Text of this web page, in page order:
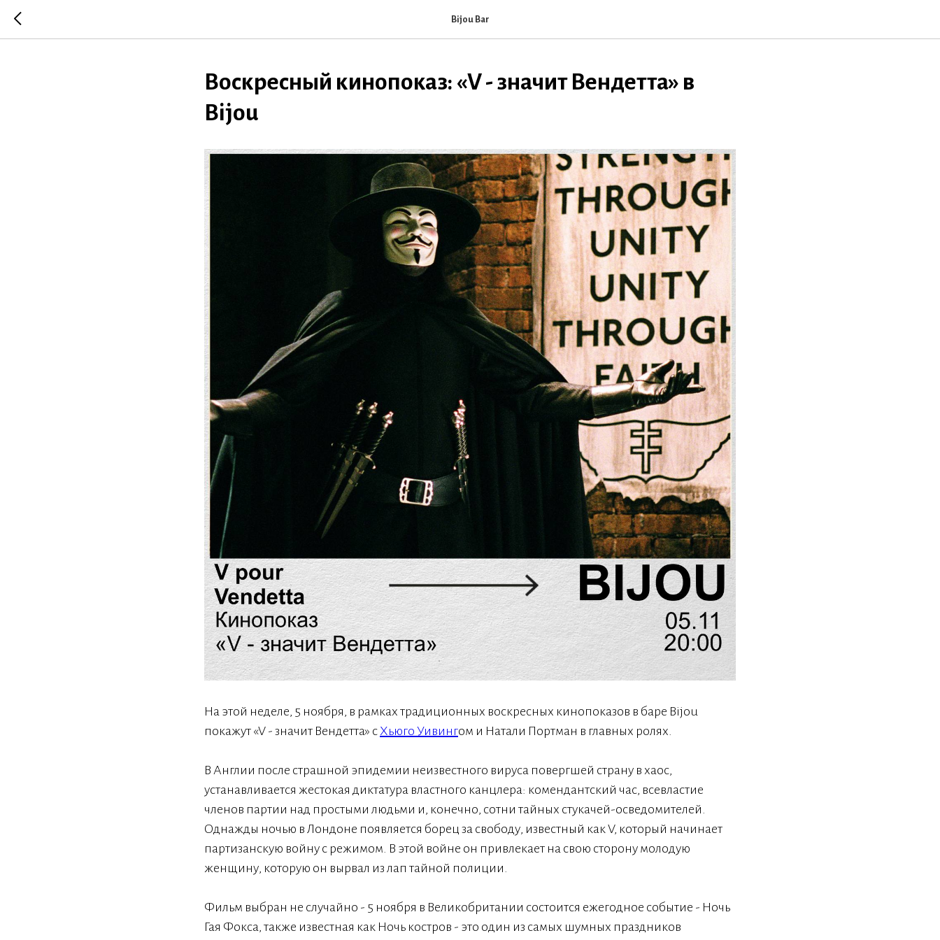
Bijou Bar
Воскресный кинопоказ: «V - значит Вендетта» в
Bijou
На этой неделе, 5 ноября, в рамках традиционных воскресных кинопоказов в баре Bijou
покажут «V - значит Вендетта» c Хьюго Уивингом и Натали Портман в главных ролях.
В Англии после страшной эпидемии неизвестного вируса повергшей страну в хаос,
устанавливается жестокая диктатура властного канцлера: комендантский час, всевластие
членов партии над простыми людьми и, конечно, сотни тайных стукачей-осведомителей.
Однажды ночью в Лондоне появляется борец за свободу, известный как V, который начинает
партизанскую войну с режимом. В этой войне он привлекает на свою сторону молодую
женщину, которую он вырвал из лап тайной полиции.
Фильм выбран не случайно - 5 ноября в Великобритании состоится ежегодное событие - Ночь
Гая Фокса, также известная как Ночь костров - это один из самых шумных праздников